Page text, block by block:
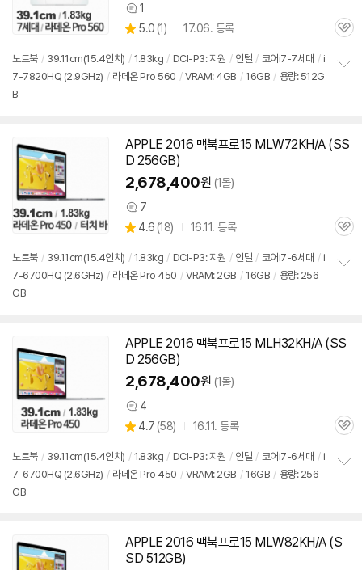
상
품
견
1
별
점
5.0 (상
리
뷰
1) 17.06. 등록
관
노트북 / 39.11cm(15.4인치) / 1.83kg / DCI-P3: 지원 / 인텔 / 코어i7-7세대 / i
7-7820HQ (2.9GHz) / 라데온 Pro 560 / VRAM: 4GB / 16GB / 용량: 512G
B
기
APPLE 2016 맥북프로15 MLW72KH/A (SS
D 256GB)
2,678,400원 (1몰)
상
품
견
7
별
점
4.6 (상
리
뷰
18) 16.11. 등록
관
노트북 / 39.11cm(15.4인치) / 1.83kg / DCI-P3: 지원 / 인텔 / 코어i7-6세대 / i
7-6700HQ (2.6GHz) / 라데온 Pro 450 / VRAM: 2GB / 16GB / 용량: 256
GB
기
APPLE 2016 맥북프로15 MLH32KH/A (SS
D 256GB)
2,678,400원 (1몰)
상
품
견
4
별
점
4.7 (상
리
뷰
58) 16.11. 등록
관
노트북 / 39.11cm(15.4인치) / 1.83kg / DCI-P3: 지원 / 인텔 / 코어i7-6세대 / i
7-6700HQ (2.6GHz) / 라데온 Pro 450 / VRAM: 2GB / 16GB / 용량: 256
GB
APPLE 2016 맥북프로15 MLW82KH/A (S
SD 512GB)